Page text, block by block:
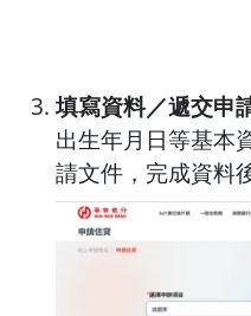
填寫資料／遞交申
出生年月日等基本
請文件，完成資料